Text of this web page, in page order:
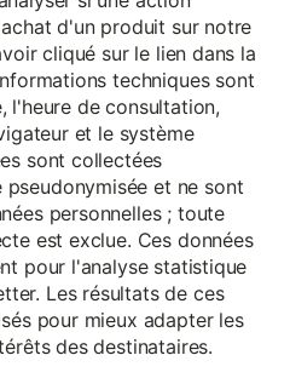
d'un produit sur notre
cliqué sur le lien dans la
techniques sont
l'heure de consultation,
et le système
sont collectées
et ne sont
personnelles ; toute
est exclue. Ces données
pour l'analyse statistique
Les résultats de ces
pour mieux adapter les
des destinataires.